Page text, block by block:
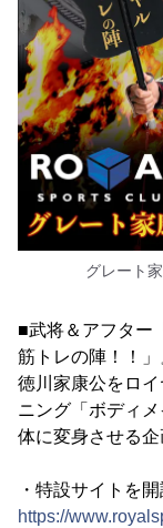
グレート
■武将＆アフター
筋トレの陣！！」
徳川家康公をロ
ニング「ボディ
体に変身させる企
・特設サイトを開
https://